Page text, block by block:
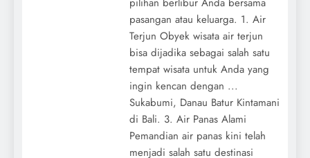
pasangan atau keluarga. 1. Air
Terjun Obyek wisata air terjun
bisa dijadika sebagai salah satu
tempat wisata untuk Anda yang
ingin kencan dengan ...
Sukabumi, Danau Batur Kintamani
di Bali. 3. Air Panas Alami
Pemandian air panas kini telah
menjadi salah satu destinasi